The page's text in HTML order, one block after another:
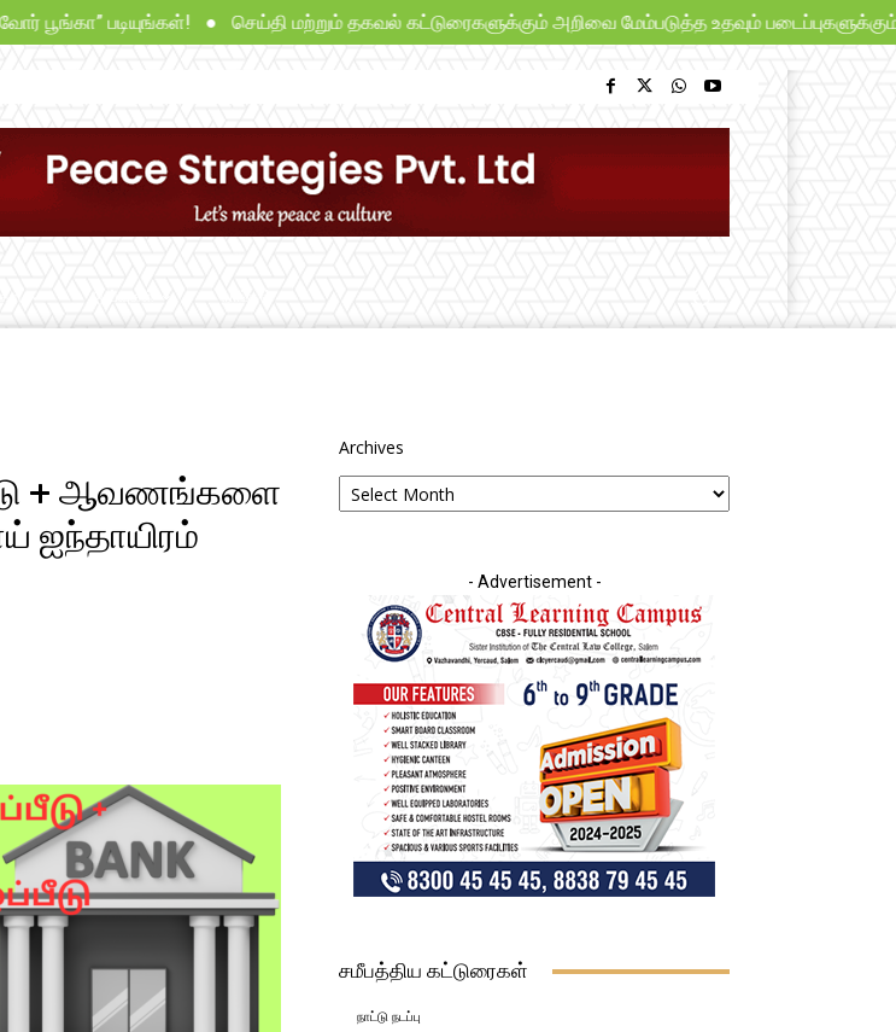
படியுங்கள்! ● செய்தி மற்றும் தகவல் கட்டுரைகளுக்கும் அறிவை மேம்படுத்த உதவும்
+ ஆவணங்களை
ஐந்தாயிரம்
Archives
- Advertisement -
சமீபத்திய கட்டுரைகள்
நாட்டு நடப்பு